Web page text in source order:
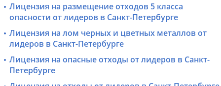
Лицензия на размещение отходов 5 класса
опасности от лидеров в Санкт-Петербурге
Лицензия на лом черных и цветных металлов от
лидеров в Санкт-Петербурге
Лицензия на опасные отходы от лидеров в Санкт-
Петербурге